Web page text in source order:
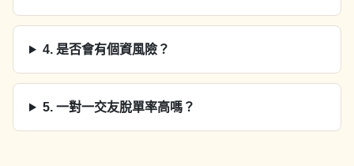
4. 是否會有個資風險？
5. 一對一交友脫單率高嗎？